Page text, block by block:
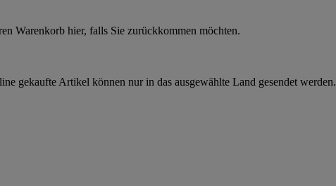
Warenkorb hier, falls Sie zurückkommen möchten.
gekaufte Artikel können nur in das ausgewählte Land gesendet werden.